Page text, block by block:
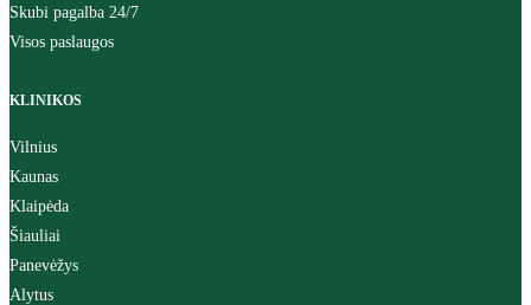
Skubi pagalba 24/7
Visos paslaugos
KLINIKOS
Vilnius
Kaunas
Klaipėda
Šiauliai
Panevėžys
Alytus